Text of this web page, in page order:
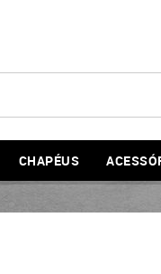
CHAPÉUS